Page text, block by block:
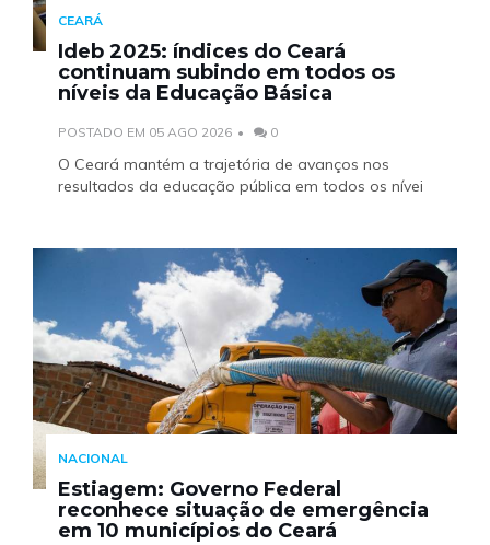
CEARÁ
Ideb 2025: índices do Ceará
continuam subindo em todos os
níveis da Educação Básica
POSTADO EM 05 AGO 2026 0
O Ceará mantém a trajetória de avanços nos
resultados da educação pública em todos os nívei
NACIONAL
Estiagem: Governo Federal
reconhece situação de emergência
em 10 municípios do Ceará